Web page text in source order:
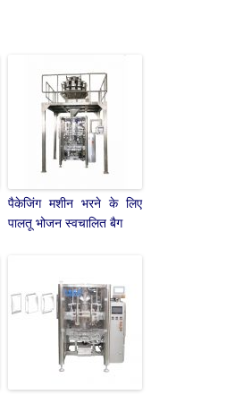
पैकेजिंग मशीन भरने के लिए
पालतू भोजन स्वचालित बैग